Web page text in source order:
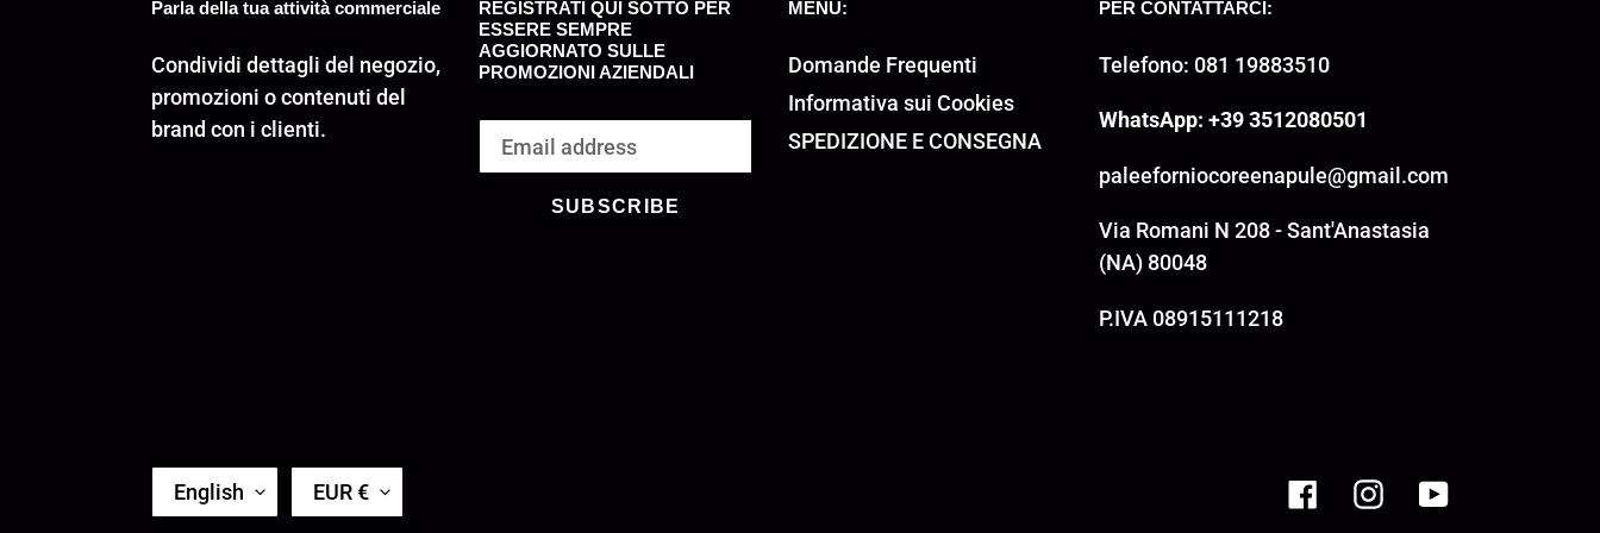
Parla della tua attività commerciale
Condividi dettagli del negozio,
promozioni o contenuti del
brand con i clienti.
REGISTRATI QUI SOTTO PER
ESSERE SEMPRE
AGGIORNATO SULLE
PROMOZIONI AZIENDALI
SUBSCRIBE
MENU:
Domande Frequenti
Informativa sui Cookies
SPEDIZIONE E CONSEGNA
PER CONTATTARCI:
Telefono: 081 19883510
WhatsApp: +39 3512080501
paleeforniocoreenapule@gmail.com
Via Romani N 208 - Sant'Anastasia
(NA) 80048
P.IVA 08915111218
L
N
English
C
R
EUR € FacebookInstagramYouTube